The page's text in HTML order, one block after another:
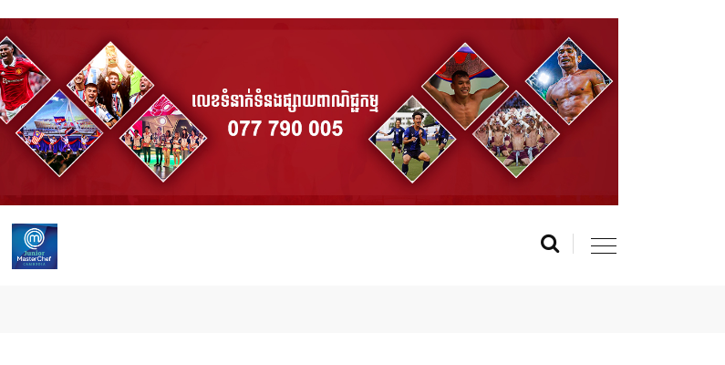
ថ៌កំបាង និងប្រើសិទ្ធិពិសេសជួយសង្គ្រោះមិត្តភក្តិពីការជម្រុះ